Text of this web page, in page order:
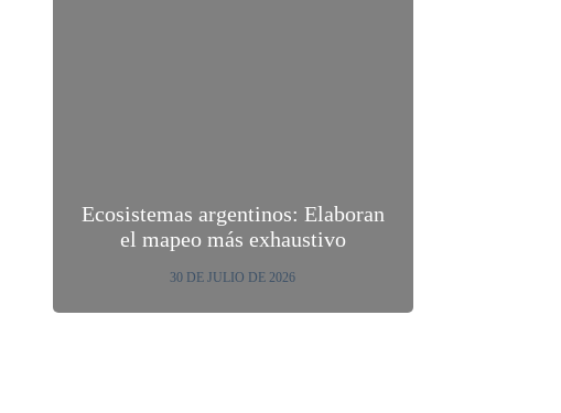
Ecosistemas argentinos: Elaboran
el mapeo más exhaustivo
30 DE JULIO DE 2026